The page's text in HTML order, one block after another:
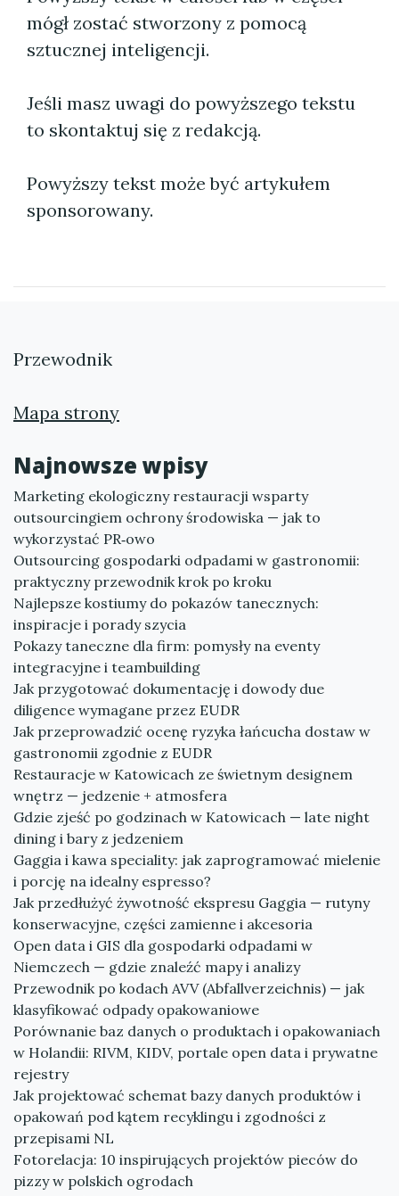
mógł zostać stworzony z pomocą
sztucznej inteligencji.
Jeśli masz uwagi do powyższego tekstu
to skontaktuj się z redakcją.
Powyższy tekst może być artykułem
sponsorowany.
Przewodnik
Mapa strony
Najnowsze wpisy
Marketing ekologiczny restauracji wsparty
outsourcingiem ochrony środowiska — jak to
wykorzystać PR‑owo
Outsourcing gospodarki odpadami w gastronomii:
praktyczny przewodnik krok po kroku
Najlepsze kostiumy do pokazów tanecznych:
inspiracje i porady szycia
Pokazy taneczne dla firm: pomysły na eventy
integracyjne i teambuilding
Jak przygotować dokumentację i dowody due
diligence wymagane przez EUDR
Jak przeprowadzić ocenę ryzyka łańcucha dostaw w
gastronomii zgodnie z EUDR
Restauracje w Katowicach ze świetnym designem
wnętrz — jedzenie + atmosfera
Gdzie zjeść po godzinach w Katowicach — late night
dining i bary z jedzeniem
Gaggia i kawa speciality: jak zaprogramować mielenie
i porcję na idealny espresso?
Jak przedłużyć żywotność ekspresu Gaggia — rutyny
konserwacyjne, części zamienne i akcesoria
Open data i GIS dla gospodarki odpadami w
Niemczech — gdzie znaleźć mapy i analizy
Przewodnik po kodach AVV (Abfallverzeichnis) — jak
klasyfikować odpady opakowaniowe
Porównanie baz danych o produktach i opakowaniach
w Holandii: RIVM, KIDV, portale open data i prywatne
rejestry
Jak projektować schemat bazy danych produktów i
opakowań pod kątem recyklingu i zgodności z
przepisami NL
Fotorelacja: 10 inspirujących projektów pieców do
pizzy w polskich ogrodach